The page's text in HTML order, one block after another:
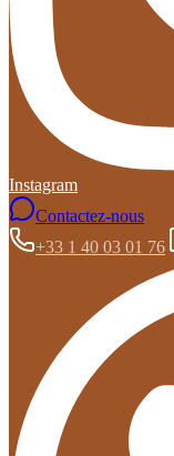
Instagram
Contactez-nous
+33 1 40 03 01 76